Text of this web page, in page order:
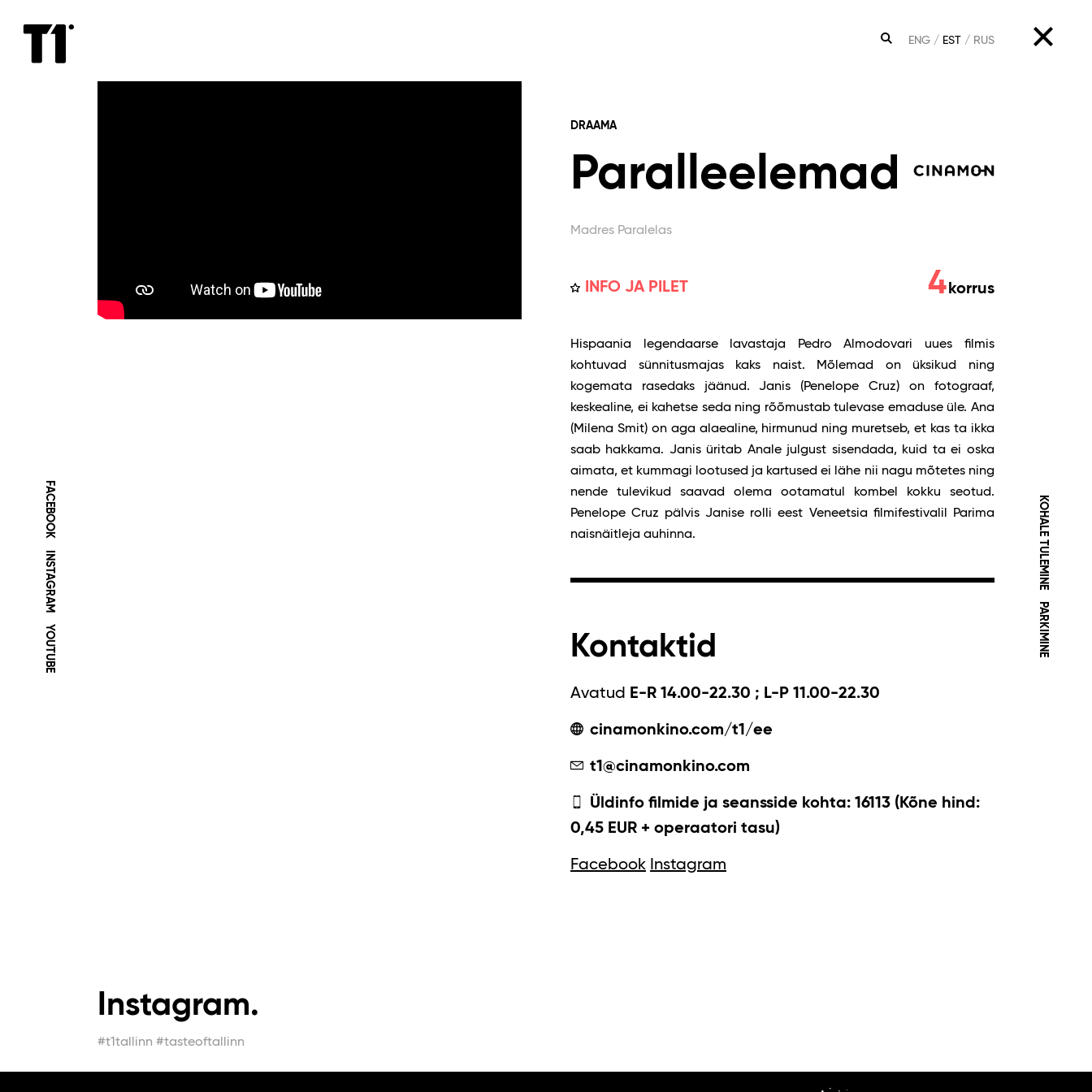
OTSING
ENG EST RUS
FACEBOOK
INSTAGRAM
YOUTUBE
KOHALE TULEMINE
PARKIMINE
DRAAMA
Paralleelemad
Madres Paralelas
INFO JA PILET 4korrus
Hispaania legendaarse lavastaja Pedro Almodovari uues filmis
kohtuvad sünnitusmajas kaks naist. Mõlemad on üksikud ning
kogemata rasedaks jäänud. Janis (Penelope Cruz) on fotograaf,
keskealine, ei kahetse seda ning rõõmustab tulevase emaduse üle. Ana
(Milena Smit) on aga alaealine, hirmunud ning muretseb, et kas ta ikka
saab hakkama. Janis üritab Anale julgust sisendada, kuid ta ei oska
aimata, et kummagi lootused ja kartused ei lähe nii nagu mõtetes ning
nende tulevikud saavad olema ootamatul kombel kokku seotud.
Penelope Cruz pälvis Janise rolli eest Veneetsia filmifestivalil Parima
naisnäitleja auhinna.
Kontaktid
Avatud E-R 14.00-22.30 ; L-P 11.00-22.30
cinamonkino.com/t1/ee
t1@cinamonkino.com
Üldinfo filmide ja seansside kohta: 16113 (Kõne hind:
0,45 EUR + operaatori tasu)
Facebook Instagram
Instagram.
#t1tallinn #tasteoftallinn